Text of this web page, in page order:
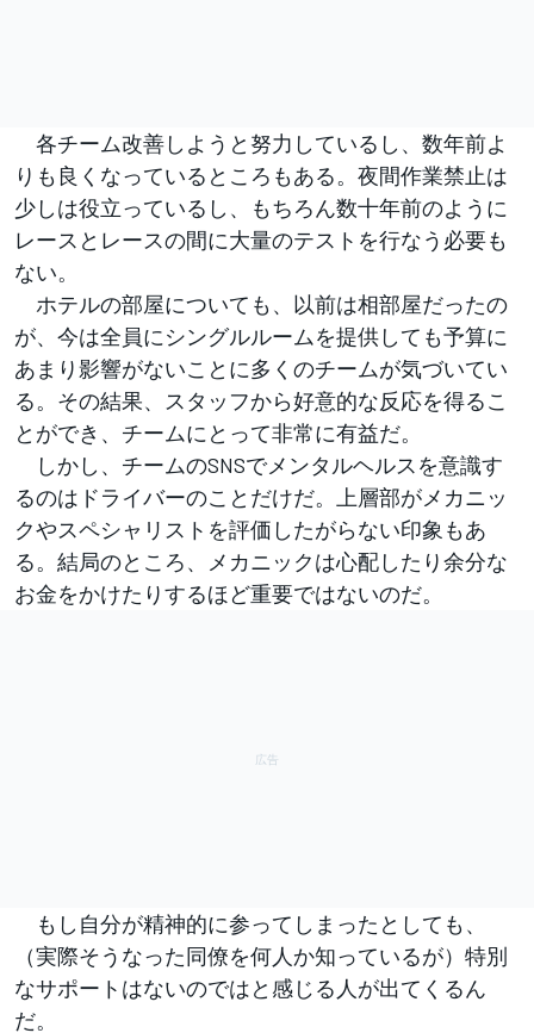
各チーム改善しようと努力しているし、数年前よ
りも良くなっているところもある。夜間作業禁止は
少しは役立っているし、もちろん数十年前のように
レースとレースの間に大量のテストを行なう必要も
ない。
ホテルの部屋についても、以前は相部屋だったの
が、今は全員にシングルルームを提供しても予算に
あまり影響がないことに多くのチームが気づいてい
る。その結果、スタッフから好意的な反応を得るこ
とができ、チームにとって非常に有益だ。
しかし、チームのSNSでメンタルヘルスを意識す
るのはドライバーのことだけだ。上層部がメカニッ
クやスペシャリストを評価したがらない印象もあ
る。結局のところ、メカニックは心配したり余分な
お金をかけたりするほど重要ではないのだ。
もし自分が精神的に参ってしまったとしても、
（実際そうなった同僚を何人か知っているが）特別
なサポートはないのではと感じる人が出てくるん
だ。